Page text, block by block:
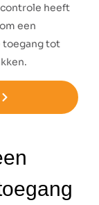
heeft
een
toegang tot